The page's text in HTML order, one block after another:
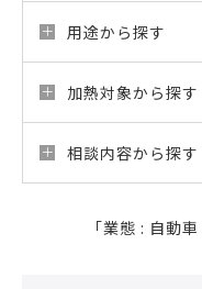
用途から探す
加熱対象から探す
相談内容から探す
「業態 : 自動